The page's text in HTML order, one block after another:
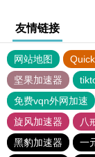
友情链接
网站地图
坚果加速器
免费vqn外网加速
旋风加速器
八
黑豹加速器
一